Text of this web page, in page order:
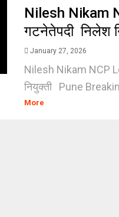
Nilesh Nikam
गटनेतेपदी निलेश
January 27, 2026
Nilesh Nikam NCP
नियुक्ती Pune
More